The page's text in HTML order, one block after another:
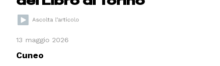
13 maggio 2026
Cuneo